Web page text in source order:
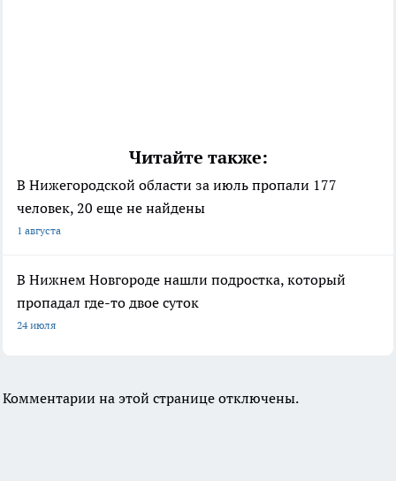
Читайте также:
В Нижегородской области за июль пропали 177
человек, 20 еще не найдены
1 августа
В Нижнем Новгороде нашли подростка, который
пропадал где-то двое суток
24 июля
Комментарии на этой странице отключены.